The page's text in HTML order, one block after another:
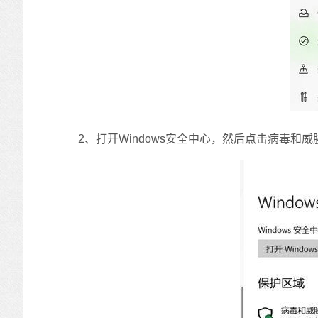
2、打开Windows安全中心，然后点击病毒和威